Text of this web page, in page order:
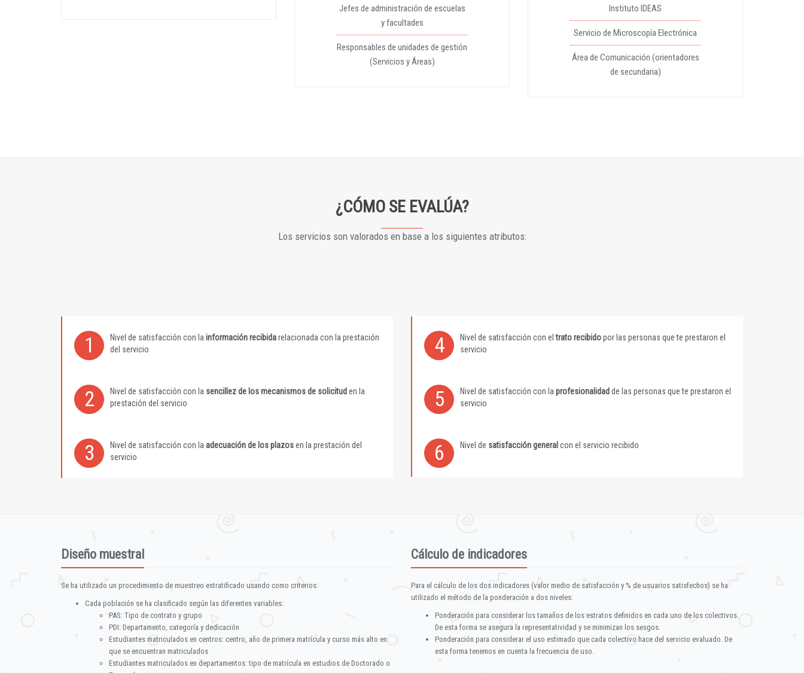
Jefes de administración de escuelas
y facultades
Responsables de unidades de gestión
(Servicios y Áreas)
Instituto IDEAS
Servicio de Microscopía Electrónica
Área de Comunicación (orientadores
de secundaria)
¿CÓMO SE EVALÚA?
Los servicios son valorados en base a los siguientes atributos:
1 Nivel de satisfacción con la información recibidarelacionada con la prestación
del servicio
4 Nivel de satisfacción con eltrato recibidopor las personas que te prestaron el
servicio
2 Nivel de satisfacción con la sencillez de los mecanismos de solicitud en la
prestación del servicio
5 Nivel de satisfacción con la profesionalidad de las personas que te prestaron el
servicio
3 Nivel de satisfacción con la adecuación de los plazosen la prestación del
servicio
6 Nivel de satisfacción general con el servicio recibido
Diseño muestral
Se ha utilizado un procedimiento de muestreo estratificado usando como criterios:
Cada población se ha clasificado según las diferentes variables:
PAS: Tipo de contrato y grupo
PDI: Departamento, categoría y dedicación
Estudiantes matriculados en centros: centro, año de primera matrícula y curso más alto en
que se encuentran matriculados
Estudiantes matriculados en departamentos: tipo de matrícula en estudios de Doctorado o
Cálculo de indicadores
Para el cálculo de los dos indicadores (valor medio de satisfacción y % de usuarios satisfechos) se ha
utilizado el método de la ponderación a dos niveles:
Ponderación para considerar los tamaños de los estratos definidos en cada uno de los colectivos.
De esta forma se asegura la representatividad y se minimizan los sesgos.
Ponderación para considerar el uso estimado que cada colectivo hace del servicio evaluado. De
esta forma tenemos en cuenta la frecuencia de uso.